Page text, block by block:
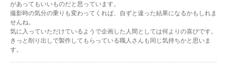
があってもいいものだと思っています。
撮影時の気分の乗りも変わってくれば、自ずと違った結果になるかもしれま
せんね。
気に入っていただけているようで企画した人間としては何よりの喜びです。
きっと削り出しで製作してもらっている職人さんも同じ気持ちかと思いま
す。